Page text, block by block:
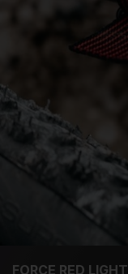
FORCE RED LIGHT